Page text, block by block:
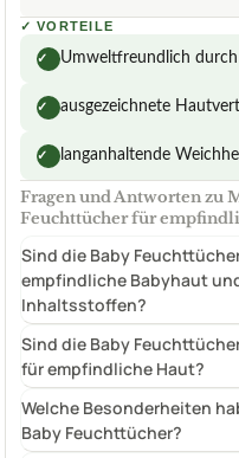
✓ VORTEILE
✓ Umweltfreundlich
✓ ausgezeichnete
✓ langanhaltende
Fragen und Antworten zu
Feuchttücher für
Sind die Baby
empfindliche Babyhaut
Inhaltsstoffen?
Sind die Baby
für empfindliche Haut?
Welche Besonderheiten
Baby Feuchttücher?